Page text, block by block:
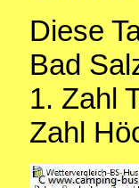
Diese
Bad
1. Zahl
Zahl